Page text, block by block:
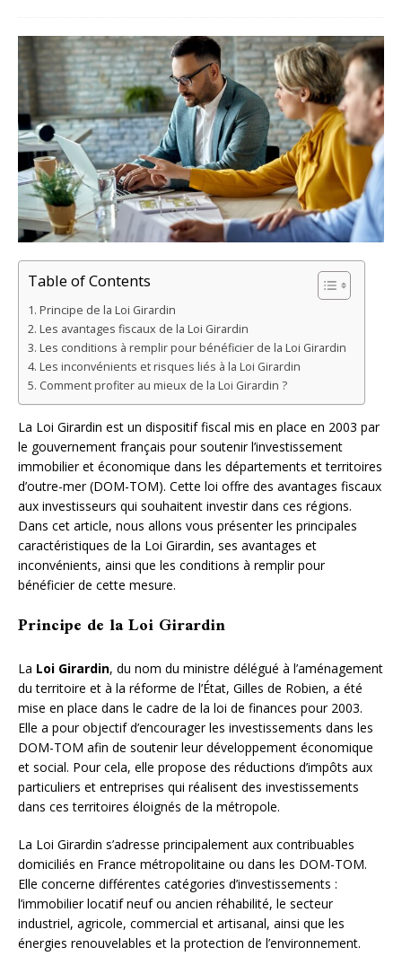
Table of Contents
Principe de la Loi Girardin
Les avantages fiscaux de la Loi Girardin
Les conditions à remplir pour bénéficier de la Loi Girardin
Les inconvénients et risques liés à la Loi Girardin
Comment profiter au mieux de la Loi Girardin ?
La Loi Girardin est un dispositif fiscal mis en place en 2003 par
le gouvernement français pour soutenir l’investissement
immobilier et économique dans les départements et territoires
d’outre-mer (DOM-TOM). Cette loi offre des avantages fiscaux
aux investisseurs qui souhaitent investir dans ces régions.
Dans cet article, nous allons vous présenter les principales
caractéristiques de la Loi Girardin, ses avantages et
inconvénients, ainsi que les conditions à remplir pour
bénéficier de cette mesure.
Principe de la Loi Girardin
La Loi Girardin, du nom du ministre délégué à l’aménagement
du territoire et à la réforme de l’État, Gilles de Robien, a été
mise en place dans le cadre de la loi de finances pour 2003.
Elle a pour objectif d’encourager les investissements dans les
DOM-TOM afin de soutenir leur développement économique
et social. Pour cela, elle propose des réductions d’impôts aux
particuliers et entreprises qui réalisent des investissements
dans ces territoires éloignés de la métropole.
La Loi Girardin s’adresse principalement aux contribuables
domiciliés en France métropolitaine ou dans les DOM-TOM.
Elle concerne différentes catégories d’investissements :
l’immobilier locatif neuf ou ancien réhabilité, le secteur
industriel, agricole, commercial et artisanal, ainsi que les
énergies renouvelables et la protection de l’environnement.